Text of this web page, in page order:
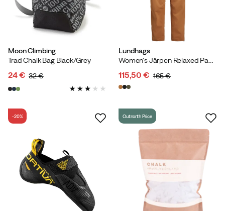
Moon Climbing
Trad Chalk Bag Black/Grey
discounted
24 €
original
32 €
Lundhags
Women's Järpen Relaxed Pants Hazel
discounted
115,50 €
original
165 €
-20% Outnorth Price